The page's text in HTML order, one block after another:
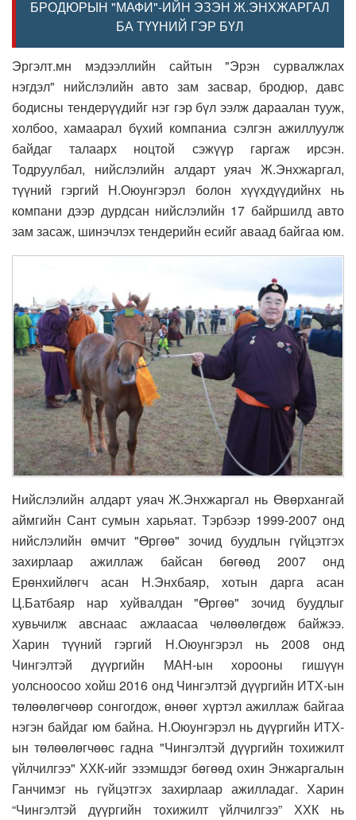
БРОДЮРЫН "МАФИ"-ИЙН ЭЗЭН Ж.ЭНХЖАРГАЛ
БА ТҮҮНИЙ ГЭР БҮЛ
Эргэлт.мн мэдээллийн сайтын "Эрэн сурвалжлах
нэгдэл" нийслэлийн авто зам засвар, бродюр, давс
бодисны тендерүүдийг нэг гэр бүл ээлж дараалан тууж,
холбоо, хамаарал бүхий компаниа сэлгэн ажиллуулж
байдаг талаарх ноцтой сэжүүр гаргаж ирсэн.
Тодруулбал, нийслэлийн алдарт уяач Ж.Энхжаргал,
түүний гэргий Н.Оюунгэрэл болон хүүхдүүдийнх нь
компани дээр дурдсан нийслэлийн 17 байршилд авто
зам засаж, шинэчлэх тендерийн есийг аваад байгаа юм.
Нийслэлийн алдарт уяач Ж.Энхжаргал нь Өвөрхангай
аймгийн Сант сумын харьяат. Тэрбээр 1999-2007 онд
нийслэлийн өмчит "Өргөө" зочид буудлын гүйцэтгэх
захирлаар ажиллаж байсан бөгөөд 2007 онд
Ерөнхийлөгч асан Н.Энхбаяр, хотын дарга асан
Ц.Батбаяр нар хуйвалдан "Өргөө" зочид буудлыг
хувьчилж авснаас ажлаасаа чөлөөлөгдөж байжээ.
Харин түүний гэргий Н.Оюунгэрэл нь 2008 онд
Чингэлтэй дүүргийн МАН-ын хорооны гишүүн
уолсноосоо хойш 2016 онд Чингэлтэй дүүргийн ИТХ-ын
төлөөлөгчөөр сонгогдож, өнөөг хүртэл ажиллаж байгаа
нэгэн байдаг юм байна. Н.Оюунгэрэл нь дүүргийн ИТХ-
ын төлөөлөгчөөс гадна "Чингэлтэй дүүргийн тохижилт
үйлчилгээ" ХХК-ийг эзэмшдэг бөгөөд охин Энжаргалын
Ганчимэг нь гүйцэтгэх захирлаар ажилладаг. Харин
“Чингэлтэй дүүргийн тохижилт үйлчилгээ” ХХК нь